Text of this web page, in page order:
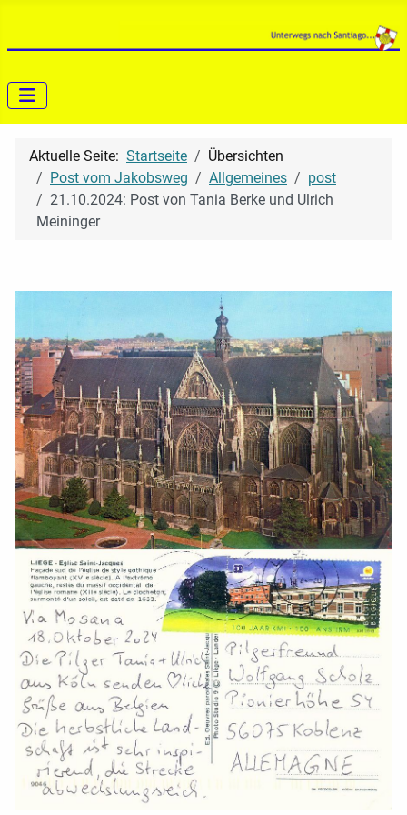
Aktuelle Seite: Startseite
Übersichten
Post vom Jakobsweg
Allgemeines
post
21.10.2024: Post von Tania Berke und Ulrich
Meininger